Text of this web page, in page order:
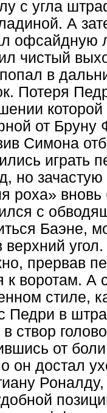
с угла
А
офсайдную
чистый
в
Потеря
от Бруну
Симона
но
роха» вновь
с
Баэне,
верхний
прервав
к воротам. А
стиле,
Педри в
в створ
от
он достал